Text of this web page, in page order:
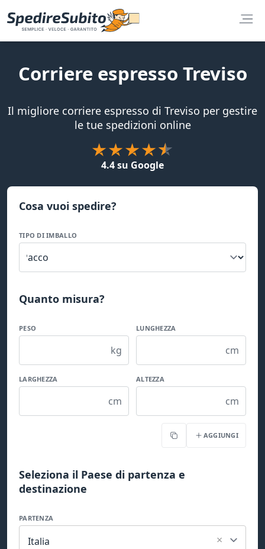
Corriere espresso Treviso
Il migliore corriere espresso di Treviso per gestire
le tue spedizioni online
4.4 su Google
Cosa vuoi spedire?
TIPO DI IMBALLO
Quanto misura?
PESO
kg
LUNGHEZZA
cm
LARGHEZZA
cm
ALTEZZA
cm
Copia AGGIUNGI
Seleziona il Paese di partenza e
destinazione
PARTENZA
Italia ×